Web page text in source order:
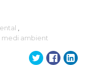
,
medi ambient